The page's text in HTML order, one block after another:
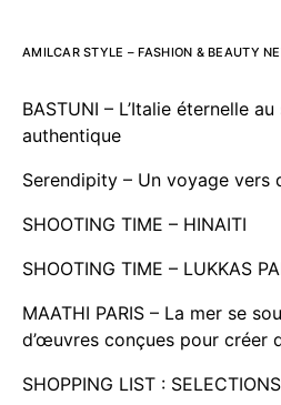
AMILCAR STYLE – FASHION & BEAUTY
BASTUNI – L’Italie éternelle
authentique
Serendipity – Un voyage vers
SHOOTING TIME – HINAITI
SHOOTING TIME – LUKKAS
MAATHI PARIS – La mer se
d’œuvres conçues pour créer
SHOPPING LIST :